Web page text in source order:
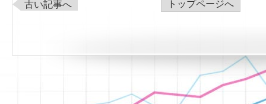
古い記事へ トップページへ